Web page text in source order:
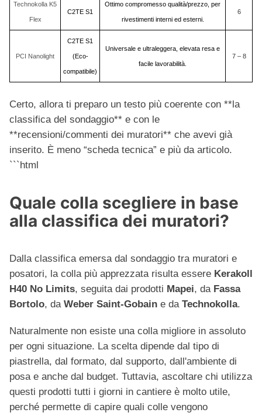
Technokolla K5
Flex
C2TE S1
Ottimo compromesso qualità/prezzo, per
rivestimenti interni ed esterni.
6
PCI Nanolight
C2TE S1
(Eco-
compatibile)
Universale e ultraleggera, elevata resa e
facile lavorabilità.
7 – 8
Certo, allora ti preparo un testo più coerente con **la
classifica del sondaggio** e con le
**recensioni/commenti dei muratori** che avevi già
inserito. È meno “scheda tecnica” e più da articolo.
```html
Quale colla scegliere in base
alla classifica dei muratori?
Dalla classifica emersa dal sondaggio tra muratori e
posatori, la colla più apprezzata risulta essere Kerakoll
H40 No Limits, seguita dai prodotti Mapei, da Fassa
Bortolo, da Weber Saint-Gobain e da Technokolla.
Naturalmente non esiste una colla migliore in assoluto
per ogni situazione. La scelta dipende dal tipo di
piastrella, dal formato, dal supporto, dall'ambiente di
posa e anche dal budget. Tuttavia, ascoltare chi utilizza
questi prodotti tutti i giorni in cantiere è molto utile,
perché permette di capire quali colle vengono